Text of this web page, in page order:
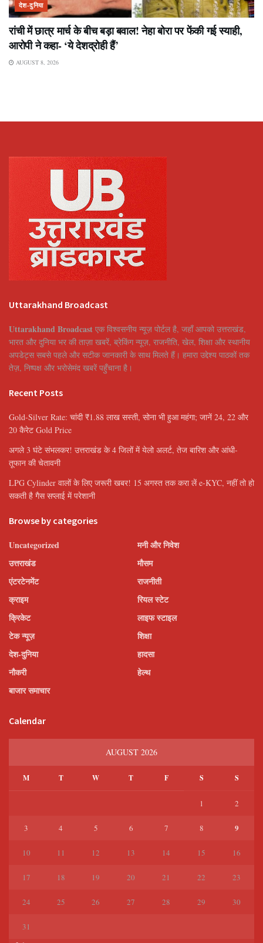
देश-दुनिया
रांची में छात्र मार्च के बीच बड़ा बवाल! नेहा बोरा पर फेंकी गई स्याही,
आरोपी ने कहा- ‘ये देशद्रोही हैं’
AUGUST 8, 2026
Uttarakhand Broadcast
Uttarakhand Broadcast एक विश्वसनीय न्यूज़ पोर्टल है, जहाँ आपको उत्तराखंड,
भारत और दुनिया भर की ताज़ा खबरें, ब्रेकिंग न्यूज़, राजनीति, खेल, शिक्षा और स्थानीय
अपडेट्स सबसे पहले और सटीक जानकारी के साथ मिलते हैं। हमारा उद्देश्य पाठकों तक
तेज़, निष्पक्ष और भरोसेमंद खबरें पहुँचाना है।
Recent Posts
Gold-Silver Rate: चांदी ₹1.88 लाख सस्ती, सोना भी हुआ महंगा; जानें 24, 22 और
20 कैरेट Gold Price
अगले 3 घंटे संभलकर! उत्तराखंड के 4 जिलों में येलो अलर्ट, तेज बारिश और आंधी-
तूफान की चेतावनी
LPG Cylinder वालों के लिए जरूरी खबर! 15 अगस्त तक करा लें e-KYC, नहीं तो हो
सकती है गैस सप्लाई में परेशानी
Browse by categories
Uncategorized
उत्तराखंड
एंटरटेनमेंट
क्राइम
क्रिकेट
टेक न्यूज़
देश-दुनिया
नौकरी
बाजार समाचार
मनी और निवेश
मौसम
राजनीती
रियल स्टेट
लाइफ स्टाइल
शिक्षा
हादसा
हेल्थ
Calendar
AUGUST 2026
M T W T F S S
1 2
3 4 5 6 7 8 9
10 11 12 13 14 15 16
17 18 19 20 21 22 23
24 25 26 27 28 29 30
31